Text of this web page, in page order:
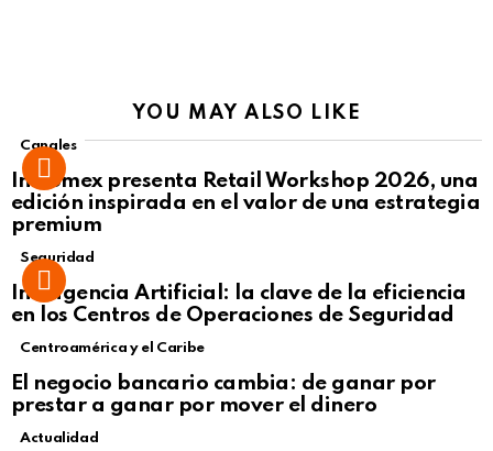
YOU MAY ALSO LIKE
Canales
Intcomex presenta Retail Workshop 2026, una
edición inspirada en el valor de una estrategia
premium
Seguridad
Inteligencia Artificial: la clave de la eficiencia
en los Centros de Operaciones de Seguridad
Centroamérica y el Caribe
El negocio bancario cambia: de ganar por
prestar a ganar por mover el dinero
Actualidad